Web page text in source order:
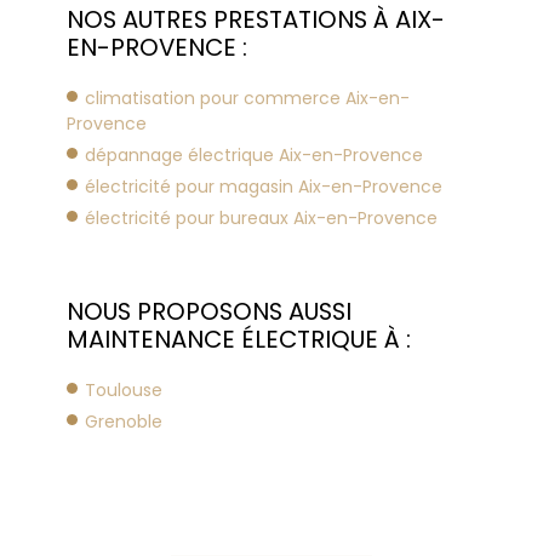
NOS AUTRES PRESTATIONS À AIX-
EN-PROVENCE :
climatisation pour commerce Aix-en-
Provence
dépannage électrique Aix-en-Provence
électricité pour magasin Aix-en-Provence
électricité pour bureaux Aix-en-Provence
NOUS PROPOSONS AUSSI
MAINTENANCE ÉLECTRIQUE À :
Toulouse
Grenoble